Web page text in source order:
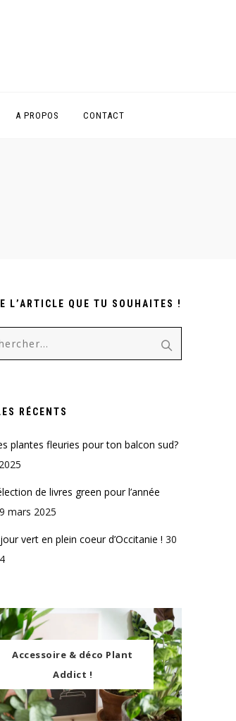
A PROPOS CONTACT
L’ARTICLE QUE TU SOUHAITES !
:
RÉCENTS
plantes fleuries pour ton balcon sud?
de livres green pour l’année
mars 2025
vert en plein coeur d’Occitanie ! 30
Accessoire & déco Plant
Addict !